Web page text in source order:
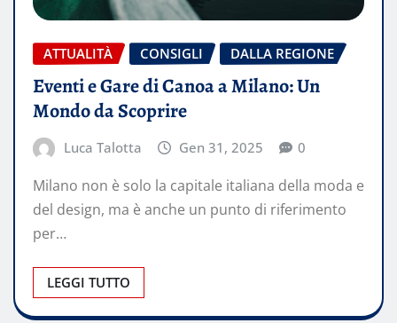
ATTUALITÀ CONSIGLI DALLA REGIONE
Eventi e Gare di Canoa a Milano: Un
Mondo da Scoprire
Luca Talotta Gen 31, 2025 0
Milano non è solo la capitale italiana della moda e
del design, ma è anche un punto di riferimento
per…
LEGGI TUTTO